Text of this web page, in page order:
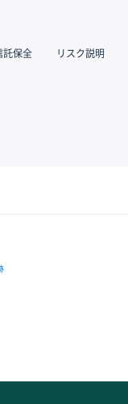
託保全 リスク説明